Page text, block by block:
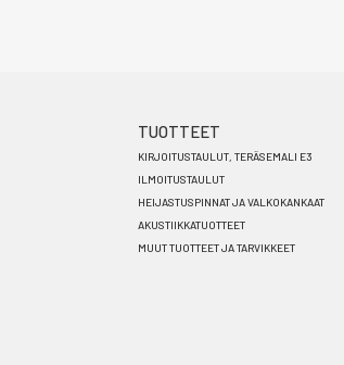
Footer
menu
FI
TUOTTEET
KIRJOITUSTAULUT, TERÄSEMALI E3
ILMOITUSTAULUT
HEIJASTUSPINNAT JA VALKOKANKAAT
AKUSTIIKKATUOTTEET
MUUT TUOTTEET JA TARVIKKEET